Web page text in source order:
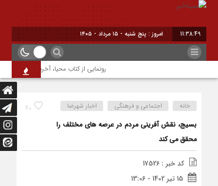
11:38:49 امروز : پنج شنبه - ۱۵ مرداد - ۱۴۰۵
رونمایی از کتاب محیا، آخرین اثر نویسنده
40 خانه اجتماعی و فرهنگی اخبار شهرضا
بسیج، نقش آفرینی مردم در عرصه های مختلف را
محقق می کند
کد خبر : 17526
15 تیر 1402 - 13:06